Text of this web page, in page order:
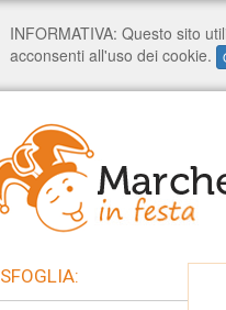
SFOGLIA: